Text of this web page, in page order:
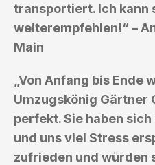
transportiert. Ich kann
weiterempfehlen!“ –
Main
„Von Anfang bis Ende
Umzugskönig Gärtner
perfekt. Sie haben
und uns viel Stress
zufrieden und würden